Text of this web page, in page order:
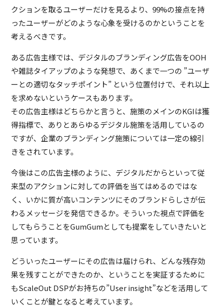
クションを取るユーザーだけを見るより、99%の接点を持
ったユーザーがどのような心象を受けるのかということを
考えるべきです。
ある広告主様では、デジタルのブランディング広告をOOH
や雑誌タイアップのような発想で、あくまで一つの ”ユーザ
ーとの適切なタッチポイント” という位置付けで、それ以上
を求めないというケースもあります。
その広告主様はどちらかと言うと、施策のメインのKGIは獲
得指標で、ありとあらゆるデジタル施策を活用しているの
ですが、企業のブランディング施策については一定の線引
きをされています。
今後はこの広告主様のように、デジタルだからといって従
来型のアクションに対しての評価を当てはめるのではな
く、いかに質が高いコンテンツにそのブランドらしさが伝
わるメッセージを発信できるか。そういった視点で評価を
してもらうことをGumGumとしても提案をしていきたいと
思っています。
どういったユーザーにその広告は届けられ、どんな残存効
果を残すことができたのか、ということを実証するために
もScaleOut DSPがお持ちの”User insight”などを活用して
いくことが鍵となると考えています。